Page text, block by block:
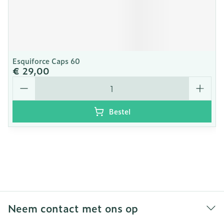
Esquiforce Caps 60
€ 29,00
Aantal
Bestel
Neem contact met ons op